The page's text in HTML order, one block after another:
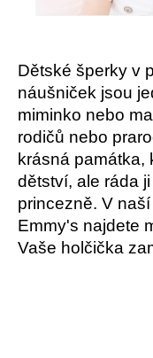
Dětské šperky v
náušniček jsou
miminko nebo
rodičů nebo
krásná památka,
dětství, ale ráda
princezně. V
Emmy's najdete
Vaše holčička
e
t
e
n
a
j
í
t
?